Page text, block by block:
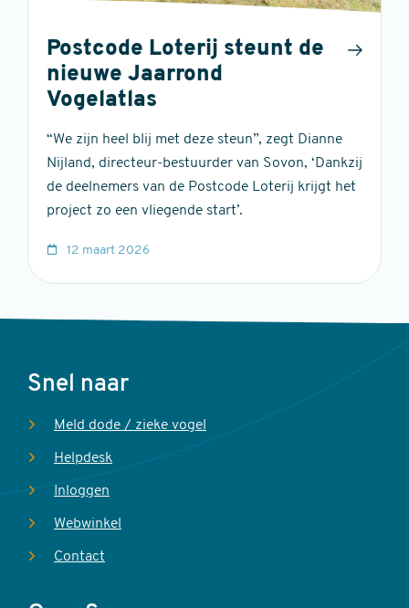
Postcode Loterij steunt de
nieuwe Jaarrond
Vogelatlas
“We zijn heel blij met deze steun”, zegt Dianne
Nijland, directeur-bestuurder van Sovon, ‘Dankzij
de deelnemers van de Postcode Loterij krijgt het
project zo een vliegende start’.
12 maart 2026
Voet
Snel naar
Meld dode / zieke vogel
Helpdesk
Inloggen
Webwinkel
Contact